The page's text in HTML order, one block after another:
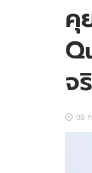
ข่
อั
คุ
จ
03